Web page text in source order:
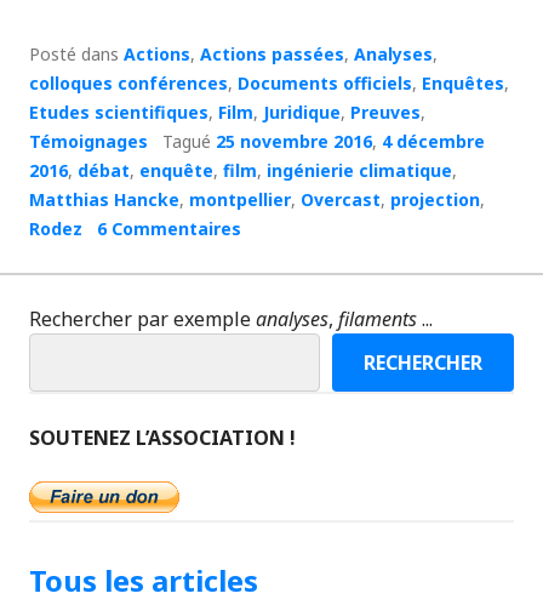
Posté dans Actions, Actions passées, Analyses,
colloques conférences, Documents officiels, Enquêtes,
Etudes scientifiques, Film, Juridique, Preuves,
Témoignages
Tagué 25 novembre 2016, 4 décembre
2016, débat, enquête, film, ingénierie climatique,
Matthias Hancke, montpellier, Overcast, projection,
Rodez
6 Commentaires
Rechercher par exempleanalyses, filaments...
RECHERCHER
SOUTENEZ L’ASSOCIATION !
Tous les articles